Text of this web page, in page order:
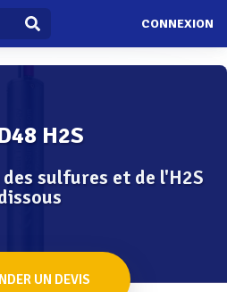
CONNEXION
H2S
sulfures et de l'H2S
UN DEVIS